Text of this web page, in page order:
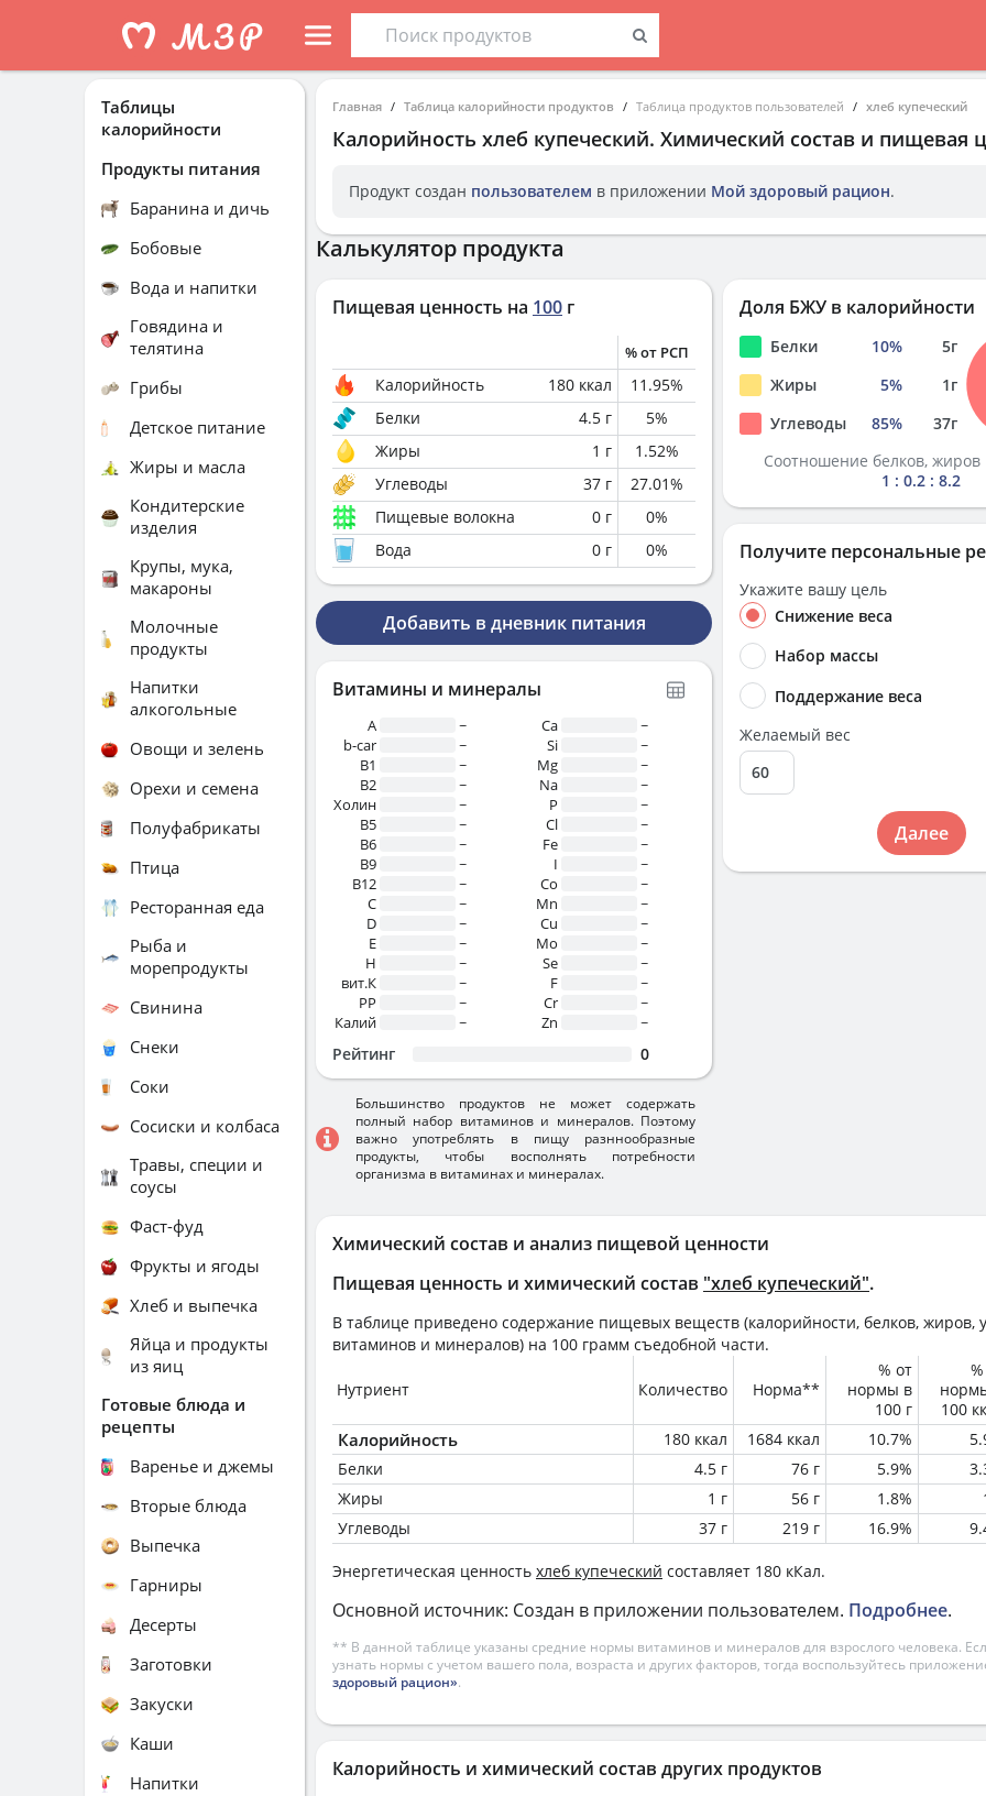
Главная Таблица калорийности продуктов Таблица продуктов пользователей хлеб купеческий
Калорийность хлеб купеческий. Химический состав и пищевая
Продукт создан пользователем в приложении Мой здоровый рацион.
Химический состав и анализ пищевой ценности
Пищевая ценность и химический состав "хлеб купеческий".
В таблице приведено содержание пищевых веществ (калорийности, белков, жиров,
витаминов и минералов) на 100 грамм съедобной части.
Нутриент Количество Норма**
% от
нормы в
100 г
100
Калорийность 180 ккал 1684 ккал 10.7%
Белки
4.5 г 76 г 5.9%
Жиры
1 г 56 г 1.8%
Углеводы
37 г 219 г 16.9%
Энергетическая ценность хлеб купеческий составляет 180 кКал.
Основной источник: Создан в приложении пользователем. Подробнее.
** В данной таблице указаны средние нормы витаминов и минералов для взрослого человека.
узнать нормы с учетом вашего пола, возраста и других факторов, тогда воспользуйтесь
здоровый рацион».
Калькулятор продукта
Пищевая ценность на 100 г
% от РСП
Калорийность 180 ккал 11.95%
Белки
4.5 г 5%
Жиры
1 г 1.52%
Углеводы
37 г 27.01%
Пищевые волокна
0 г 0%
Вода
0 г 0%
Добавить в дневник питания
Витамины и минералы
A
~
b-car
~
В1
~
B2
~
Холин
~
B5
~
B6
~
B9
~
B12
~
C
~
D
~
E
~
H
~
вит.К
~
PP
~
Калий
~
Ca
~
Si
~
Mg
~
Na
~
P
~
Cl
~
Fe
~
I
~
Co
~
Mn
~
Cu
~
Mo
~
Se
~
F
~
Cr
~
Zn
~
Рейтинг 0
Большинство продуктов не может содержать
полный набор витаминов и минералов. Поэтому
важно употреблять в пищу разннообразные
продукты, чтобы восполнять потребности
организма в витаминах и минералах.
Доля БЖУ в калорийности
Белки 10% 5г
Жиры
5% 1г
Углеводы
85% 37г
Соотношение белков, жиров
1 : 0.2 : 8.2
Получите персональные
Укажите вашу цель
Снижение веса
Набор массы
Поддержание веса
Желаемый вес
Далее
Калорийность и химический состав других продуктов
Таблицы
калорийности
Продукты питания
Баранина и дичь
Бобовые
Вода и напитки
Говядина и
телятина
Грибы
Детское питание
Жиры и масла
Кондитерские
изделия
Крупы, мука,
макароны
Молочные
продукты
Напитки
алкогольные
Овощи и зелень
Орехи и семена
Полуфабрикаты
Птица
Ресторанная еда
Рыба и
морепродукты
Свинина
Снеки
Соки
Сосиски и колбаса
Травы, специи и
соусы
Фаст-фуд
Фрукты и ягоды
Хлеб и выпечка
Яйца и продукты
из яиц
Готовые блюда и
рецепты
Варенье и джемы
Вторые блюда
Выпечка
Гарниры
Десерты
Заготовки
Закуски
Каши
Напитки